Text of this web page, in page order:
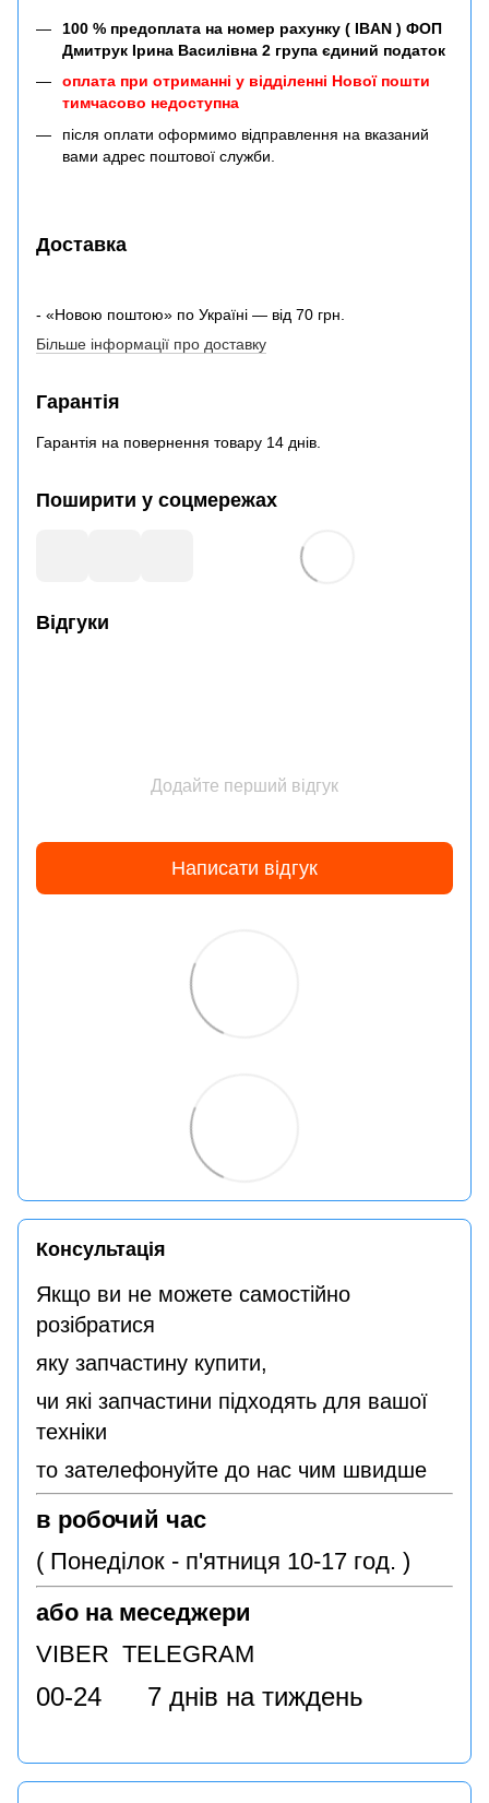
100 % предоплата на номер рахунку ( IBAN ) ФОП
Дмитрук Ірина Василівна 2 група єдиний податок
оплата при отриманні у відділенні Нової пошти
тимчасово недоступна
після оплати оформимо відправлення на вказаний
вами адрес поштової служби.
Доставка
- «Новою поштою» по Україні — від 70 грн.
Більше інформації про доставку
Гарантія
Гарантія на повернення товару 14 днів.
Поширити у соцмережах
Відгуки
Додайте перший відгук
Написати відгук
Консультація
Якщо ви не можете самостійно
розібратися
яку запчастину купити,
чи які запчастини підходять для вашої
техніки
то зателефонуйте до нас чим швидше
в робочий час
( Понеділок - п'ятниця 10-17 год. )
або на меседжери
VIBER TELEGRAM
00-24 7 днів на тиждень